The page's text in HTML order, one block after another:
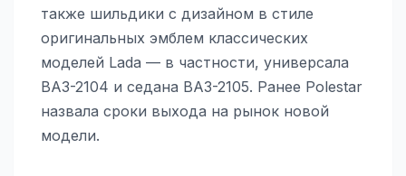
также шильдики с дизайном в стиле
оригинальных эмблем классических
моделей Lada — в частности, универсала
ВАЗ-2104 и седана ВАЗ-2105. Ранее Polestar
назвала сроки выхода на рынок новой
модели.